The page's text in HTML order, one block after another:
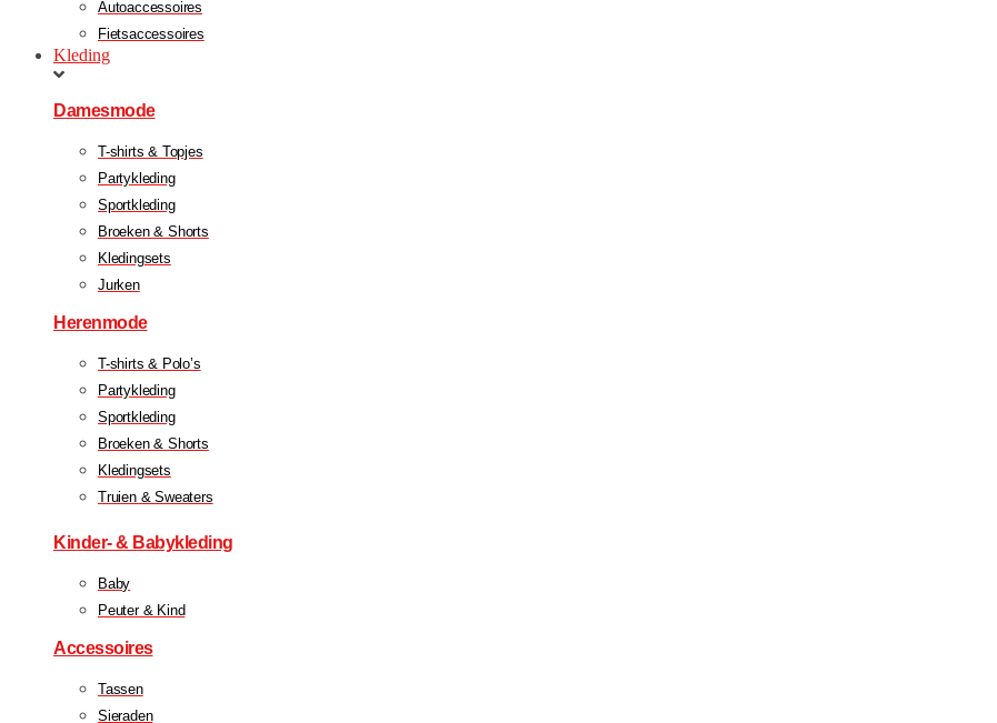
Autoaccessoires
Fietsaccessoires
Kleding
Damesmode
T-shirts & Topjes
Partykleding
Sportkleding
Broeken & Shorts
Kledingsets
Jurken
Herenmode
T-shirts & Polo’s
Partykleding
Sportkleding
Broeken & Shorts
Kledingsets
Truien & Sweaters
Kinder- & Babykleding
Baby
Peuter & Kind
Accessoires
Tassen
Sieraden